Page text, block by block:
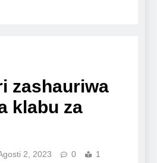
zashauriwa
klabu za
2, 2023 0
1